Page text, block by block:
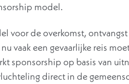
model.
voor de overkomst,
vaak een gevaarlijke reis
sponsorship op basis van
direct in de